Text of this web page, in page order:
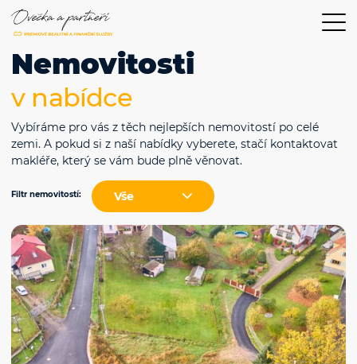
Nemovitosti
v nabídce
Vybíráme pro vás z těch nejlepších nemovitostí po celé
zemi. A pokud si z naší nabídky vyberete, stačí kontaktovat
makléře, který se vám bude plně věnovat.
Filtr nemovitostí: